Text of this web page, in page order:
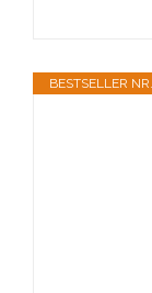
BESTSELLER